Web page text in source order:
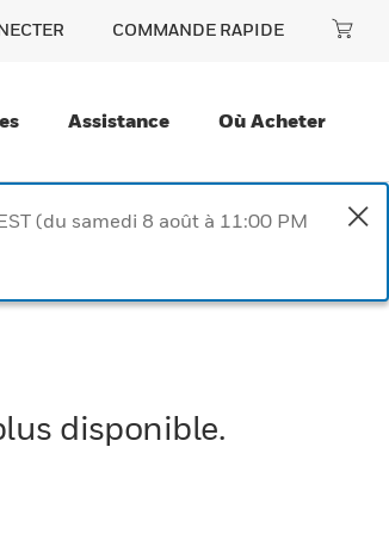
COMMANDE RAPIDE
Assistance Où Acheter
(du samedi 8 août à 11:00 PM
disponible.